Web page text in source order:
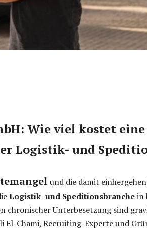
Wie viel kostet
Logistik- und
und die damit
Logistik- und Speditionsbranchein
chronischer Unterbesetzung sind
El-Chami, Recruiting-Experte und